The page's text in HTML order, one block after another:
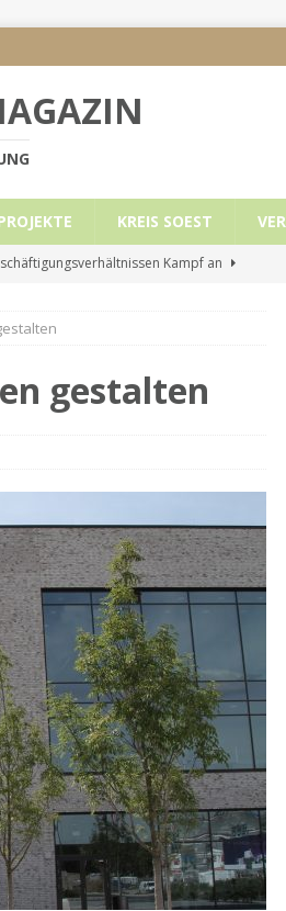
KREIS SOEST
Kampf an
13.11.24
UNCATEGORIZED
Cyberangriff wieder online
gestalten